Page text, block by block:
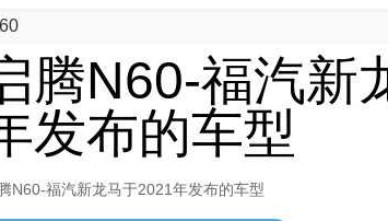
腾N60-福汽新
发布的车型
N60-福汽新龙马于2021年发布的车型